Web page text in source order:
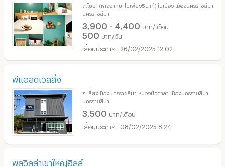
ถ.โยธา (ห่างจากย่าโมเพียง5นาที) ในเมือง เมืองนครราชสีมา
นครราชสีมา
3,900 - 4,400 บาท/เดือน
500 บาท/วัน
26/02/2025 12:02
พีแอสดเวลลิ่ง
ถ.เลี่ยงเมืองนครราชสีมา หนองบัวศาลา เมืองนครราชสีมา
นครราชสีมา
3,500 บาท/เดือน
08/02/2025 8:24
พูลวิลล่าเขาใหญ่ฮิลล์